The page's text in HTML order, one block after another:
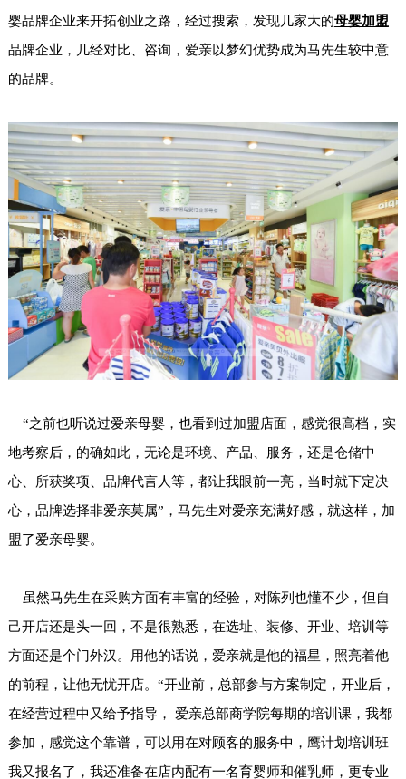
婴品牌企业来开拓创业之路，经过搜索，发现几家大的母婴加盟
品牌企业，几经对比、咨询，爱亲以梦幻优势成为马先生较中意
的品牌。
“之前也听说过爱亲母婴，也看到过加盟店面，感觉很高档，实
地考察后，的确如此，无论是环境、产品、服务，还是仓储中
心、所获奖项、品牌代言人等，都让我眼前一亮，当时就下定决
心，品牌选择非爱亲莫属”，马先生对爱亲充满好感，就这样，加
盟了爱亲母婴。
虽然马先生在采购方面有丰富的经验，对陈列也懂不少，但自
己开店还是头一回，不是很熟悉，在选址、装修、开业、培训等
方面还是个门外汉。用他的话说，爱亲就是他的福星，照亮着他
的前程，让他无忧开店。“开业前，总部参与方案制定，开业后，
在经营过程中又给予指导， 爱亲总部商学院每期的培训课，我都
参加，感觉这个靠谱，可以用在对顾客的服务中，鹰计划培训班
我又报名了，我还准备在店内配有一名育婴师和催乳师，更专业